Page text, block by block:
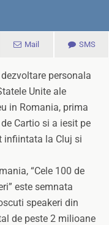
Mail SMS
personala
Unite ale
in Romania, prima
Cartio si a iesit pe
infiintata la Cluj si
“Cele 100 de
este semnata
speakeri din
de peste 2 milioane